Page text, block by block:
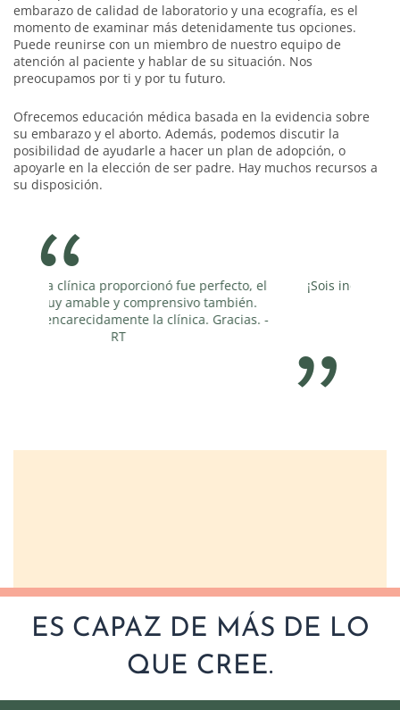
embarazo de calidad de laboratorio y una ecografía, es el
momento de examinar más detenidamente tus opciones.
Puede reunirse con un miembro de nuestro equipo de
atención al paciente y hablar de su situación. Nos
preocupamos por ti y por tu futuro.
Ofrecemos educación médica basada en la evidencia sobre
su embarazo y el aborto. Además, podemos discutir la
posibilidad de ayudarle a hacer un plan de adopción, o
apoyarle en la elección de ser padre. Hay muchos recursos a
su disposición.
el
-
¡Sois increíbles! Gracias por todo. -RN
ES CAPAZ DE MÁS DE LO
QUE CREE.